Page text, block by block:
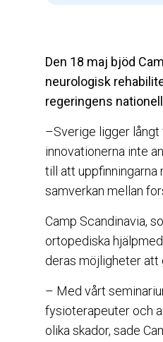
Den 18 maj bjöd
neurologisk
regeringens
–Sverige ligger
innovationerna inte
till att uppfinningarna
samverkan mellan
Camp Scandinavia,
ortopediska
deras möjligheter att
– Med vårt
fysioterapeuter och
olika skador, sade